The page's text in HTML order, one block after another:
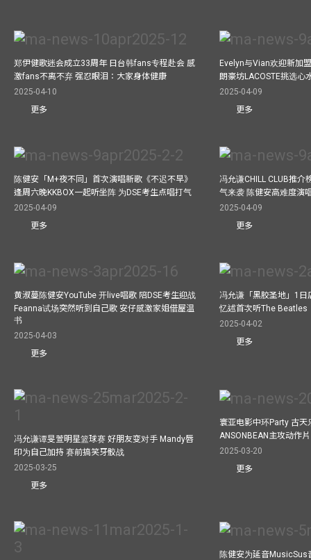
郑伊健歌迷会成立33周年 日台韩fans专程赴会 感
激fans不离不弃 强忍眼泪：大家身体健康
2025-04-10
更多
Evelyn与Vian欢迎新加
朗豪坊LACOSTE挑选心
2025-04-09
更多
陈健安「M+夜不同」首次演唱新歌《不迟不早》
逢周六晚KKBOX一起听坐阵 为DSE考生点唱打气
2025-04-09
更多
冯允谦CHILL CLUB推介
气来袭 陈健安高难度演
2025-04-09
更多
黄淑蔓陈健安YouTube 开live唱歌 陪DSE考生迎战
Feanna试场突然听到自己歌 安仔感激家姐借屋温
书
2025-04-03
更多
冯允谦「黑胶圣地」1
忆述首次听The Beatles
2025-04-02
更多
冯允谦谭旻萱明星篮球赛 好朋友变对手 Mandy唇
印为自己加持 赛前搞笑牙骹战
2025-03-25
更多
寰亚电影中环Party 古
ANSONBEAN主攻动作
2025-03-20
更多
陈健安为延音MusicSus